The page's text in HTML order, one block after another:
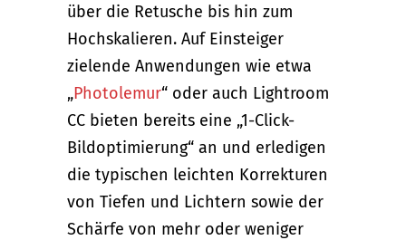
über die Retusche bis hin zum
Hochskalieren. Auf Einsteiger
zielende Anwendungen wie etwa
„Photolemur“ oder auch Lightroom
CC bieten bereits eine „1-Click-
Bildoptimierung“ an und erledigen
die typischen leichten Korrekturen
von Tiefen und Lichtern sowie der
Schärfe von mehr oder weniger